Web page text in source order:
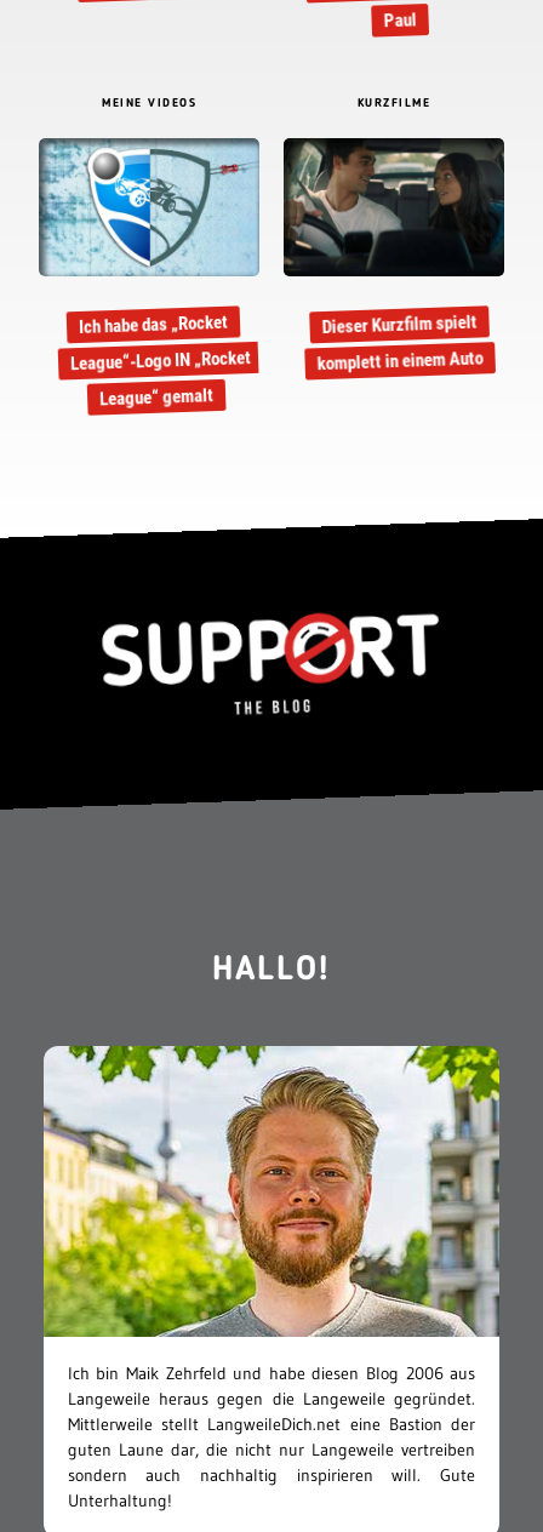
Paul
MEINE VIDEOS
Ich habe das „Rocket
League“-Logo IN „Rocket
League“ gemalt
KURZFILME
Dieser Kurzfilm spielt
komplett in einem Auto
HALLO!
Ich bin Maik Zehrfeld und habe diesen Blog 2006 aus
Langeweile heraus gegen die Langeweile gegründet.
Mittlerweile stellt LangweileDich.net eine Bastion der
guten Laune dar, die nicht nur Langeweile vertreiben
sondern auch nachhaltig inspirieren will. Gute
Unterhaltung!